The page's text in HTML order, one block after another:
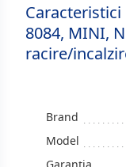
Caracteristici
8084, MINI,
racire/
Brand
Model
Garanția